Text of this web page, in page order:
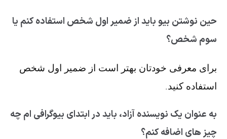
حین نوشتن بیو باید از ضمیر اول شخص استفاده کنم یا
سوم شخص؟
برای معرفی خودتان بهتر است از ضمیر اول شخص
استفاده کنید.
به عنوان یک نویسنده آزاد، باید در ابتدای بیوگرافی ام چه
چیز های اضافه کنم؟